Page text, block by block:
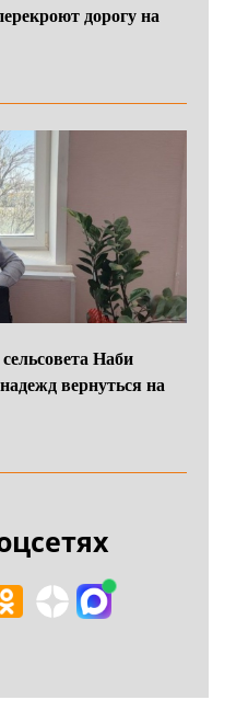
дорогу на
Наби
вернуться на